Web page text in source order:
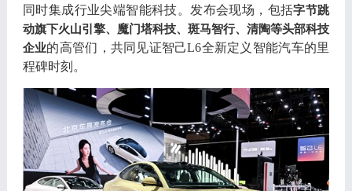
同时集成行业尖端智能科技。 发布会现场 ， 包括字节跳
动旗下火山引擎、 魔门塔科技、斑马智行、清陶等头部科技
企业的高管们 ， 共同见证智己L6全新定义智能汽车的里
程碑时刻 。